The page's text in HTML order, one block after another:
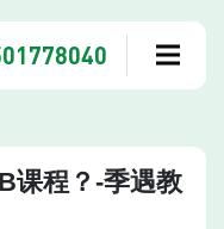
课程？-季遇教